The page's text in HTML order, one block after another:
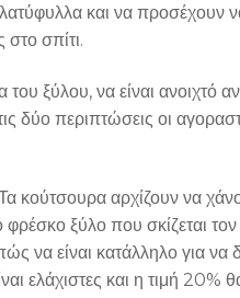
και να
σπίτι.
ξύλου, να είναι ανοιχτό
δύο περιπτώσεις οι
αρχίζουν να
ξύλο που σκίζεται
να είναι κατάλληλο για
ελάχιστες και η τιμή 20%